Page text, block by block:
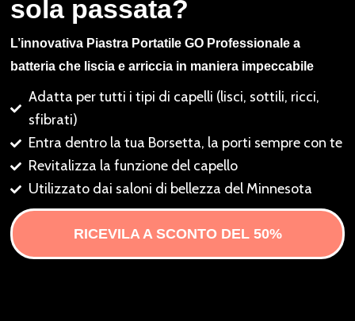
sola passata?
L’innovativa Piastra Portatile GO Professionale a
batteria che liscia e arriccia in maniera impeccabile
Adatta per tutti i tipi di capelli (lisci, sottili, ricci,
sfibrati)
Entra dentro la tua Borsetta, la porti sempre con te
Revitalizza la funzione del capello
Utilizzato dai saloni di bellezza del Minnesota
RICEVILA A SCONTO DEL 50%